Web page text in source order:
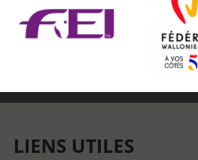
LIENS UTILES